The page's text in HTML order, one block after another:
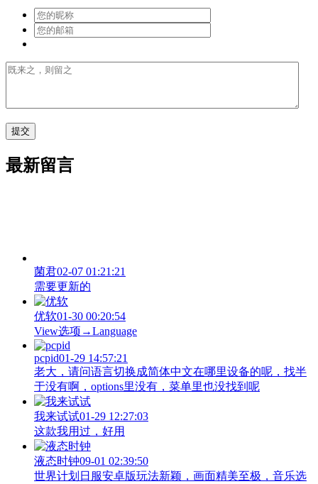
最新留言
菌君02-07 01:21:21
需要更新的
优软01-30 00:20:54
View‌选项→Language
pcpid01-29 14:57:21
老大，请问语言切换成简体中文在哪里设备的呢，找半
于没有啊，options里没有，菜单里也没找到呢
我来试试01-29 12:27:03
这款我用过，好用
液态时钟09-01 02:39:50
世界计划日服安卓版玩法新颖，画面精美至极，音乐选